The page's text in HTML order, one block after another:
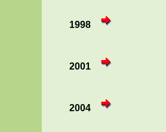
1998
2001
2004